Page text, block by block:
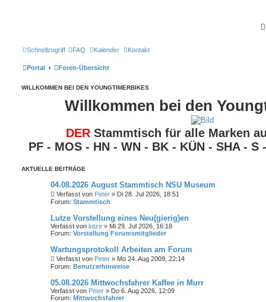
Schnellzugriff FAQ Kalender Kontakt
Portal Foren-Übersicht
WILLKOMMEN BEI DEN YOUNGTIMERBIKES
Willkommen bei den
DERStammtisch für alle Marken
PF - MOS - HN - WN - BK - KÜN - SHA - S
AKTUELLE BEITRÄGE
04.08.2026 August Stammtisch NSU Museum
Verfasst von Peter » Di 28. Jul 2026, 18:51
Forum: Stammtisch
Lutze Vorstellung eines Neu(gierig)en
Verfasst von lutze » Mi 29. Jul 2026, 16:18
Forum: Vorstellung Forumsmitglieder
Wartungsprotokoll Arbeiten am Forum
Verfasst von Peter » Mo 24. Aug 2009, 22:14
Forum: Benutzerhinweise
05.08.2026 Mittwochsfahrer Kaffee in Murr
Verfasst von Peter » Do 6. Aug 2026, 12:09
Forum: Mittwochsfahrer